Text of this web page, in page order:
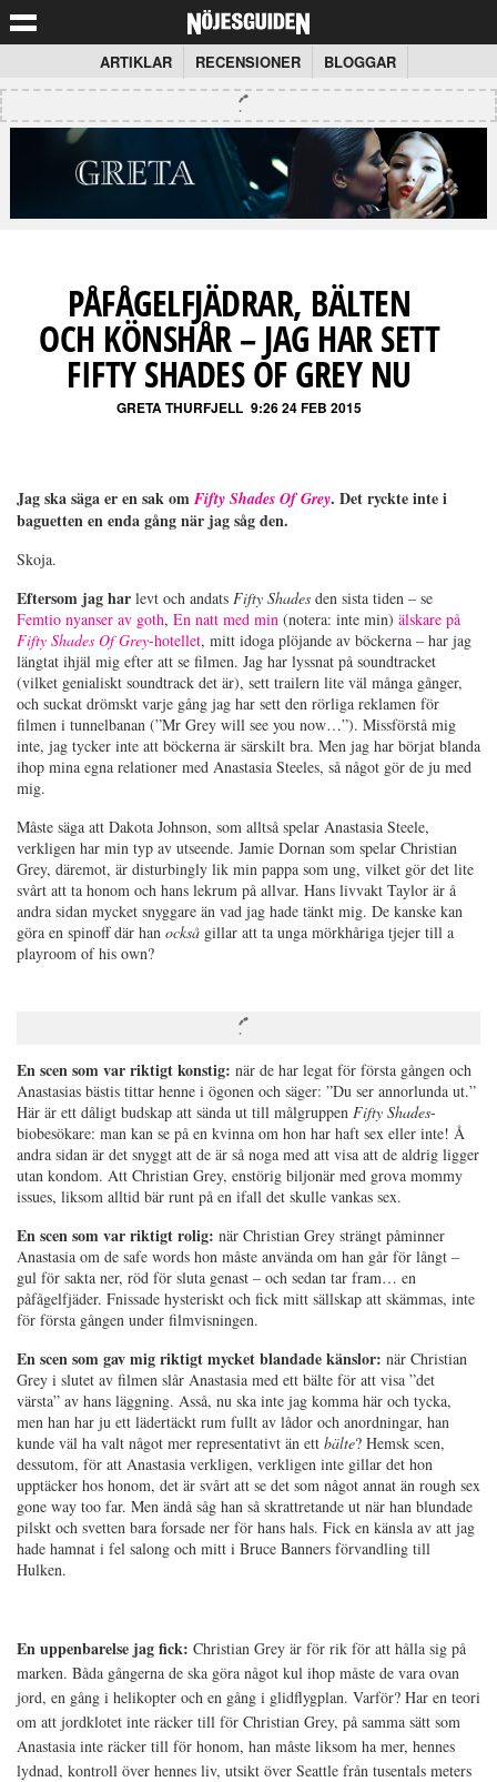
ARTIKLAR RECENSIONER BLOGGAR
PÅFÅGELFJÄDRAR, BÄLTEN
OCH KÖNSHÅR – JAG HAR SETT
FIFTY SHADES OF GREY NU
GRETA THURFJELL 9:26 24 FEB 2015
Jag ska säga er en sak om Fifty Shades Of Grey. Det ryckte inte i
baguetten en enda gång när jag såg den.
Skoja.
Eftersom jag har levt och andats Fifty Shades den sista tiden – se
Femtio nyanser av goth, En natt med min (notera: inte min) älskare på
Fifty Shades Of Grey-hotellet, mitt idoga plöjande av böckerna – har jag
längtat ihjäl mig efter att se filmen. Jag har lyssnat på soundtracket
(vilket genialiskt soundtrack det är), sett trailern lite väl många gånger,
och suckat drömskt varje gång jag har sett den rörliga reklamen för
filmen i tunnelbanan (”Mr Grey will see you now…”). Missförstå mig
inte, jag tycker inte att böckerna är särskilt bra. Men jag har börjat blanda
ihop mina egna relationer med Anastasia Steeles, så något gör de ju med
mig.
Måste säga att Dakota Johnson, som alltså spelar Anastasia Steele,
verkligen har min typ av utseende. Jamie Dornan som spelar Christian
Grey, däremot, är disturbingly lik min pappa som ung, vilket gör det lite
svårt att ta honom och hans lekrum på allvar. Hans livvakt Taylor är å
andra sidan mycket snyggare än vad jag hade tänkt mig. De kanske kan
göra en spinoff där han också gillar att ta unga mörkhåriga tjejer till a
playroom of his own?
En scen som var riktigt konstig: när de har legat för första gången och
Anastasias bästis tittar henne i ögonen och säger: ”Du ser annorlunda ut.”
Här är ett dåligt budskap att sända ut till målgruppen Fifty Shades-
biobesökare: man kan se på en kvinna om hon har haft sex eller inte! Å
andra sidan är det snyggt att de är så noga med att visa att de aldrig ligger
utan kondom. Att Christian Grey, enstörig biljonär med grova mommy
issues, liksom alltid bär runt på en ifall det skulle vankas sex.
En scen som var riktigt rolig: när Christian Grey strängt påminner
Anastasia om de safe words hon måste använda om han går för långt –
gul för sakta ner, röd för sluta genast – och sedan tar fram… en
påfågelfjäder. Fnissade hysteriskt och fick mitt sällskap att skämmas, inte
för första gången under filmvisningen.
En scen som gav mig riktigt mycket blandade känslor: när Christian
Grey i slutet av filmen slår Anastasia med ett bälte för att visa ”det
värsta” av hans läggning. Asså, nu ska inte jag komma här och tycka,
men han har ju ett lädertäckt rum fullt av lådor och anordningar, han
kunde väl ha valt något mer representativt än ett bälte? Hemsk scen,
dessutom, för att Anastasia verkligen, verkligen inte gillar det hon
upptäcker hos honom, det är svårt att se det som något annat än rough sex
gone way too far. Men ändå såg han så skrattretande ut när han blundade
pilskt och svetten bara forsade ner för hans hals. Fick en känsla av att jag
hade hamnat i fel salong och mitt i Bruce Banners förvandling till
Hulken.
En uppenbarelse jag fick: Christian Grey är för rik för att hålla sig på
marken. Båda gångerna de ska göra något kul ihop måste de vara ovan
jord, en gång i helikopter och en gång i glidflygplan. Varför? Har en teori
om att jordklotet inte räcker till för Christian Grey, på samma sätt som
Anastasia inte räcker till för honom, han måste liksom ha mer, hennes
lydnad, kontroll över hennes liv, utsikt över Seattle från tusentals meters